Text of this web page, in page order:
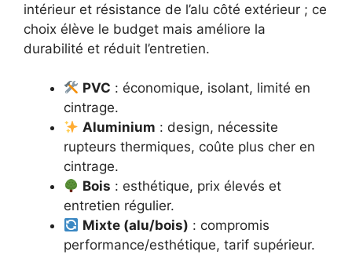
intérieur et résistance de l’alu côté extérieur ; ce
choix élève le budget mais améliore la
durabilité et réduit l’entretien.
PVC : économique, isolant, limité en
cintrage.
Aluminium : design, nécessite
rupteurs thermiques, coûte plus cher en
cintrage.
Bois : esthétique, prix élevés et
entretien régulier.
Mixte (alu/bois) : compromis
performance/esthétique, tarif supérieur.